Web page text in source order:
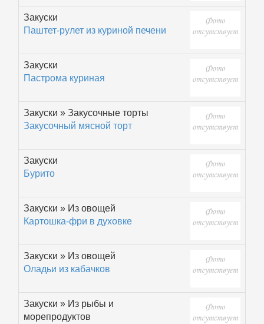
Закуски
Паштет-рулет из куриной печени
Закуски
Пастрома куриная
Закуски » Закусочные торты
Закусочный мясной торт
Закуски
Бурито
Закуски » Из овощей
Картошка-фри в духовке
Закуски » Из овощей
Оладьи из кабачков
Закуски » Из рыбы и
морепродуктов